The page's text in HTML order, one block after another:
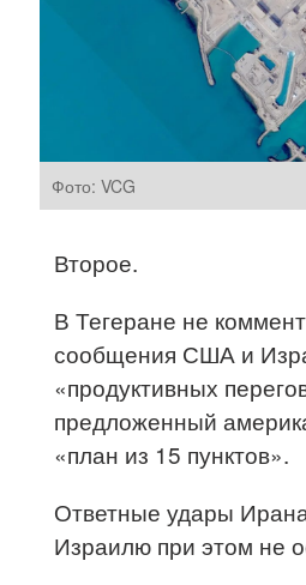
Фото: VCG
Второе.
В Тегеране не
сообщения США и
«продуктивных
предложенный
«план из 15 пунктов».
Ответные удары
Израилю при этом не